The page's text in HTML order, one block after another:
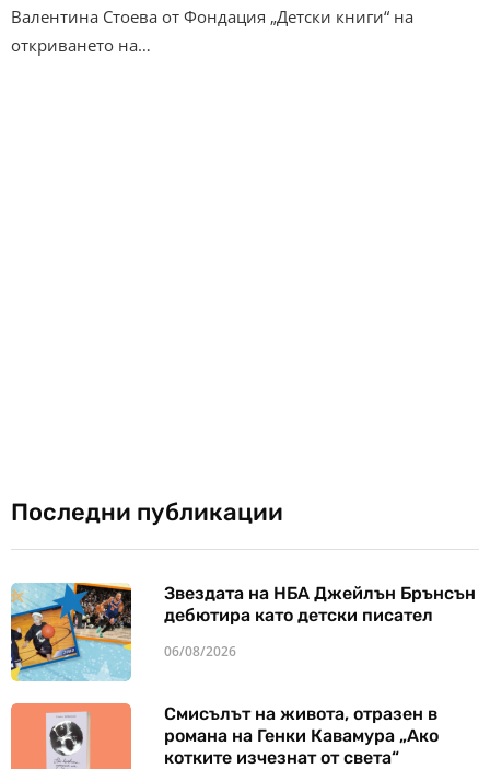
Валентина Стоева от Фондация „Детски книги“ на
откриването на…
Последни публикации
Звездата на НБА Джейлън Брънсън
дебютира като детски писател
06/08/2026
Смисълът на живота, отразен в
романа на Генки Кавамура „Ако
котките изчезнат от света“